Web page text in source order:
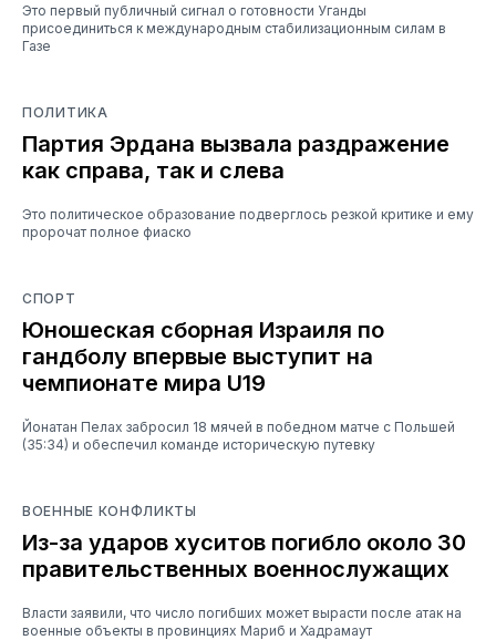
Это первый публичный сигнал о готовности Уганды
присоединиться к международным стабилизационным силам в
Газе
ПОЛИТИКА
Партия Эрдана вызвала раздражение
как справа, так и слева
Это политическое образование подверглось резкой критике и ему
пророчат полное фиаско
СПОРТ
Юношеская сборная Израиля по
гандболу впервые выступит на
чемпионате мира U19
Йонатан Пелах забросил 18 мячей в победном матче с Польшей
(35:34) и обеспечил команде историческую путевку
ВОЕННЫЕ КОНФЛИКТЫ
Из-за ударов хуситов погибло около 30
правительственных военнослужащих
Власти заявили, что число погибших может вырасти после атак на
военные объекты в провинциях Мариб и Хадрамаут